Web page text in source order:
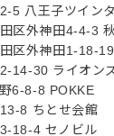
5 八王子ツイン
区外神田4-4-3
区外神田1-18-
14-30 ライオン
6-8-8 POKKE
8 ちとせ会館
18-4 セノビル